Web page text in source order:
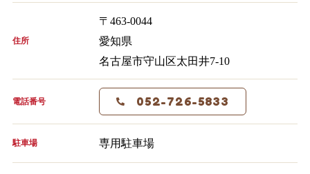
住所
〒463-0044
愛知県
名古屋市守山区太田井7-10
電話番号 052-726-5833
駐車場 専用駐車場